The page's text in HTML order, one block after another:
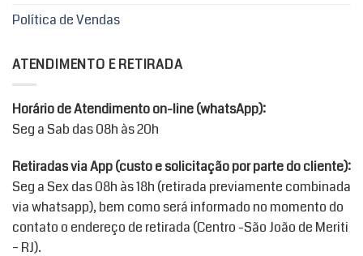
Política de Vendas
ATENDIMENTO E RETIRADA
Horário de Atendimento on-line (whatsApp):
Seg a Sab das 08h às 20h
Retiradas via App (custo e solicitação por parte do cliente):
Seg a Sex das 08h às 18h (retirada previamente combinada
via whatsapp), bem como será informado no momento do
contato o endereço de retirada (Centro -São João de Meriti
– RJ).